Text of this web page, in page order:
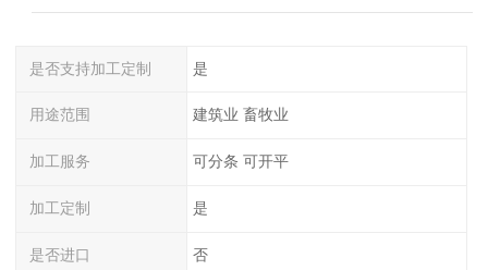
是否支持加工定制 是
用途范围 建筑业 畜牧业
加工服务 可分条 可开平
加工定制 是
是否进口 否